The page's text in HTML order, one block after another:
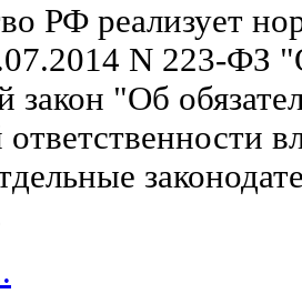
РФ реализует
N 223-ФЗ
закон "Об